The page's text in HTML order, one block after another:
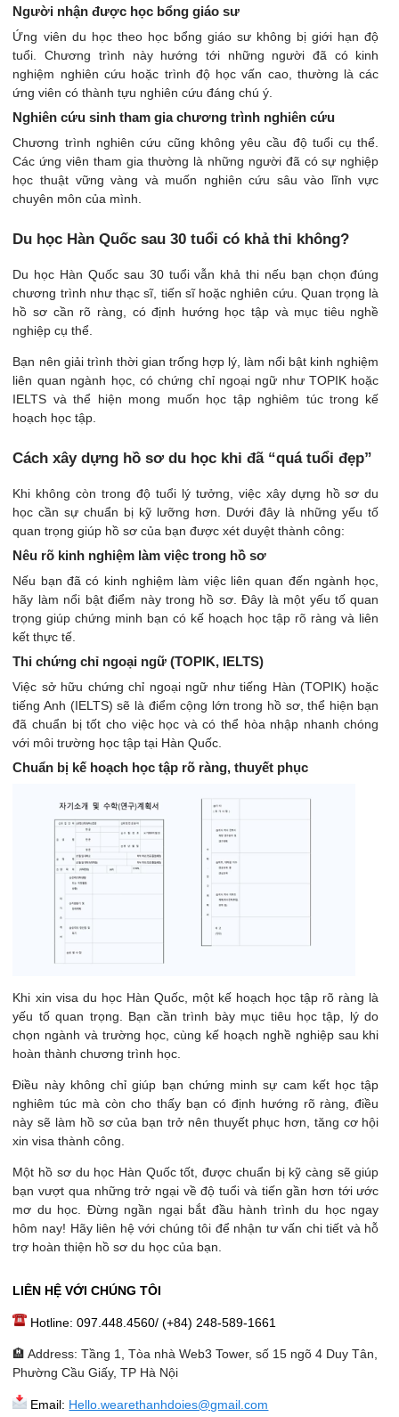
Người nhận được học bổng giáo sư
Ứng viên du học theo học bổng giáo sư không bị giới hạn độ
tuổi. Chương trình này hướng tới những người đã có kinh
nghiệm nghiên cứu hoặc trình độ học vấn cao, thường là các
ứng viên có thành tựu nghiên cứu đáng chú ý.
Nghiên cứu sinh tham gia chương trình nghiên cứu
Chương trình nghiên cứu cũng không yêu cầu độ tuổi cụ thể.
Các ứng viên tham gia thường là những người đã có sự nghiệp
học thuật vững vàng và muốn nghiên cứu sâu vào lĩnh vực
chuyên môn của mình.
Du học Hàn Quốc sau 30 tuổi có khả thi không?
Du học Hàn Quốc sau 30 tuổi vẫn khả thi nếu bạn chọn đúng
chương trình như thạc sĩ, tiến sĩ hoặc nghiên cứu. Quan trọng là
hồ sơ cần rõ ràng, có định hướng học tập và mục tiêu nghề
nghiệp cụ thể.
Bạn nên giải trình thời gian trống hợp lý, làm nổi bật kinh nghiệm
liên quan ngành học, có chứng chỉ ngoại ngữ như TOPIK hoặc
IELTS và thể hiện mong muốn học tập nghiêm túc trong kế
hoạch học tập.
Cách xây dựng hồ sơ du học khi đã “quá tuổi đẹp”
Khi không còn trong độ tuổi lý tưởng, việc xây dựng hồ sơ du
học cần sự chuẩn bị kỹ lưỡng hơn. Dưới đây là những yếu tố
quan trọng giúp hồ sơ của bạn được xét duyệt thành công:
Nêu rõ kinh nghiệm làm việc trong hồ sơ
Nếu bạn đã có kinh nghiệm làm việc liên quan đến ngành học,
hãy làm nổi bật điểm này trong hồ sơ. Đây là một yếu tố quan
trọng giúp chứng minh bạn có kế hoạch học tập rõ ràng và liên
kết thực tế.
Thi chứng chỉ ngoại ngữ (TOPIK, IELTS)
Việc sở hữu chứng chỉ ngoại ngữ như tiếng Hàn (TOPIK) hoặc
tiếng Anh (IELTS) sẽ là điểm cộng lớn trong hồ sơ, thể hiện bạn
đã chuẩn bị tốt cho việc học và có thể hòa nhập nhanh chóng
với môi trường học tập tại Hàn Quốc.
Chuẩn bị kế hoạch học tập rõ ràng, thuyết phục
Khi xin visa du học Hàn Quốc, một kế hoạch học tập rõ ràng là
yếu tố quan trọng. Bạn cần trình bày mục tiêu học tập, lý do
chọn ngành và trường học, cùng kế hoạch nghề nghiệp sau khi
hoàn thành chương trình học.
Điều này không chỉ giúp bạn chứng minh sự cam kết học tập
nghiêm túc mà còn cho thấy bạn có định hướng rõ ràng, điều
này sẽ làm hồ sơ của bạn trở nên thuyết phục hơn, tăng cơ hội
xin visa thành công.
Một hồ sơ du học Hàn Quốc tốt, được chuẩn bị kỹ càng sẽ giúp
bạn vượt qua những trở ngại về độ tuổi và tiến gần hơn tới ước
mơ du học. Đừng ngần ngại bắt đầu hành trình du học ngay
hôm nay! Hãy liên hệ với chúng tôi để nhận tư vấn chi tiết và hỗ
trợ hoàn thiện hồ sơ du học của bạn.
LIÊN HỆ VỚI CHÚNG TÔI
Hotline: 097.448.4560/ (+84) 248-589-1661
🏨 Address: Tầng 1, Tòa nhà Web3 Tower, số 15 ngõ 4 Duy Tân,
Phường Cầu Giấy, TP Hà Nội
Email: Hello.wearethanhdoies@gmail.com